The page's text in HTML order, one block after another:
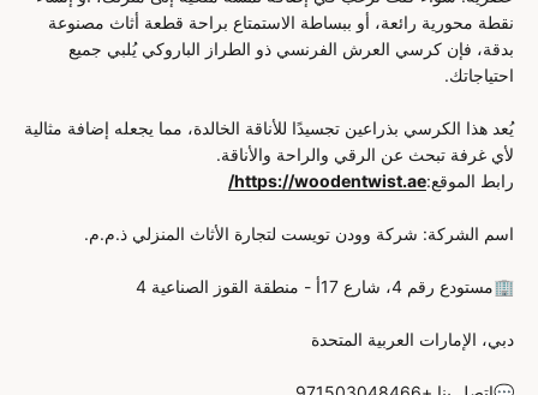
نقطة محورية رائعة، أو ببساطة الاستمتاع براحة قطعة أثاث مصنوعة
بدقة، فإن كرسي العرش الفرنسي ذو الطراز الباروكي يُلبي جميع
احتياجاتك.
يُعد هذا الكرسي بذراعين تجسيدًا للأناقة الخالدة، مما يجعله إضافة مثالية
لأي غرفة تبحث عن الرقي والراحة والأناقة.
رابط الموقع:https://woodentwist.ae/
اسم الشركة: شركة وودن تويست لتجارة الأثاث المنزلي ذ.م.م.
🏢مستودع رقم 4، شارع 17أ - منطقة القوز الصناعية 4
دبي، الإمارات العربية المتحدة